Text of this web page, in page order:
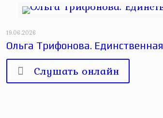
19.06.2026
Ольга Трифонова. Единственная
Слушать онлайн